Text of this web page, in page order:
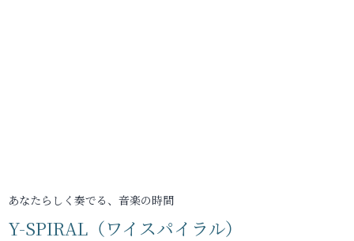
あなたらしく奏でる、音楽の時間
Y-SPIRAL（ワイスパイラル）